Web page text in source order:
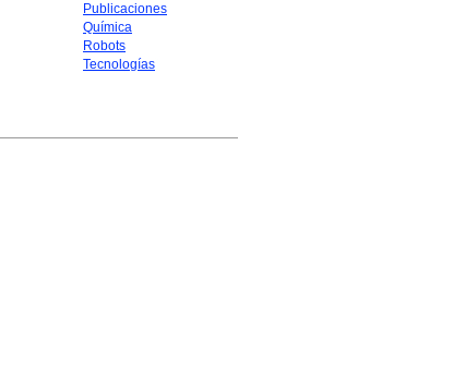
Publicaciones
Química
Robots
Tecnologías